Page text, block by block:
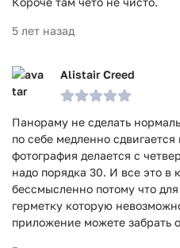
5 лет назад
Alistair Creed
Панораму не сделать
по себе медленно
фотография делается с
надо порядка 30. И все это в
бессмысленно потому что
герметку которую
приложение можете забрать